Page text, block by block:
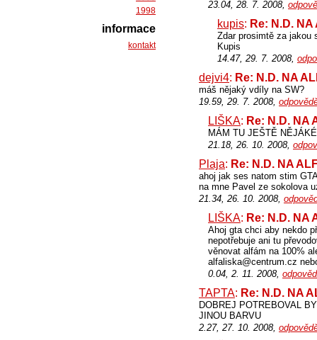
23.04, 28. 7. 2008,
kupis: Re: N.D.
Zdar prosimtě za jakou
Kupis
14.47, 29. 7. 2008,
dejvi4: Re: N.D. NA
máš nějaký vdíly na SW?
19.59, 29. 7. 2008,
LIŠKA: Re: N.D. NA
MÁM TU JEŠTĚ
21.18, 26. 10. 2008,
Plaja: Re: N.D. NA
ahoj jak ses natom stim
na mne Pavel ze sokolova
21.34, 26. 10. 2008,
LIŠKA: Re: N.D. NA
Ahoj gta chci aby nekdo
nepotřebuje ani tu
věnovat alfám na 100%
alfaliska@centrum.cz
0.04, 2. 11. 2008,
TAPTA: Re: N.D. NA
DOBREJ POTREBOVAL
JINOU BARVU
2.27, 27. 10. 2008,
1998
informace
kontakt